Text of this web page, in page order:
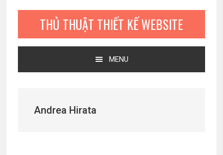
THỦ THUẬT THIẾT KẾ WEBSITE
MENU
Andrea Hirata